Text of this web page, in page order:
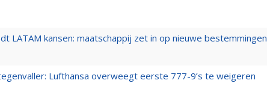
LATAM kansen: maatschappij zet in op nieuwe bestemmingen
Lufthansa overweegt eerste 777-9’s te weigeren